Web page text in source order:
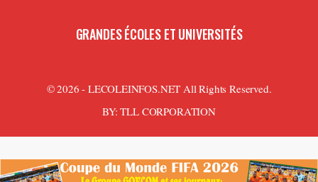
GRANDES ÉCOLES ET UNIVERSITÉS
© 2026 - LECOLEINFOS.NET All Rights Reserved.
BY:TLL CORPORATION